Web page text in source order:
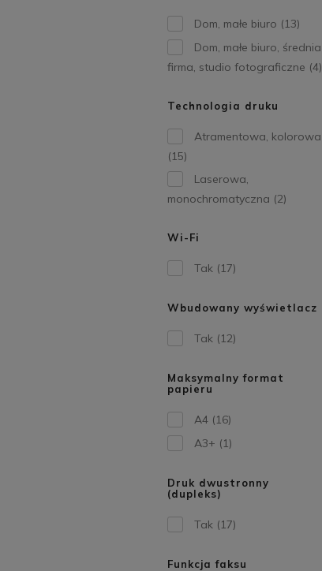
Dom, małe biuro (13)
Dom, małe biuro, średnia
firma, studio fotograficzne (4)
Technologia druku
Atramentowa, kolorowa
(15)
Laserowa,
monochromatyczna (2)
Wi-Fi
Tak (17)
Wbudowany wyświetlacz
Tak (12)
Maksymalny format
papieru
A4 (16)
A3+ (1)
Druk dwustronny
(dupleks)
Tak (17)
Funkcja faksu